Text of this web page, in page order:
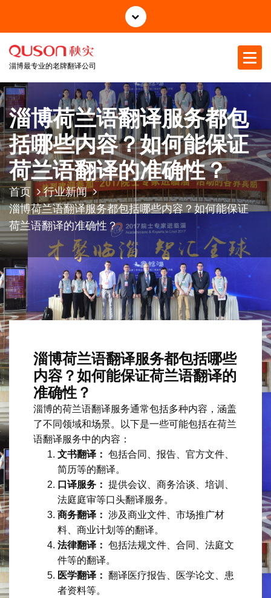
正
淄博最专业的老牌翻译公司
淄博荷兰语翻译服务都包
括哪些内容？如何能保证
荷兰语翻译的准确性？
首页
行业新闻
淄博荷兰语翻译服务都包括哪些内容？如何能保证
荷兰语翻译的准确性？
淄博荷兰语翻译服务都包括哪些
内容？如何能保证荷兰语翻译的
准确性？
淄博的荷兰语翻译服务通常包括多种内容，涵盖
了不同领域和场景。以下是一些可能包括在荷兰
语翻译服务中的内容：
文书翻译： 包括合同、报告、官方文件、
简历等的翻译。
口译服务： 提供会议、商务洽谈、培训、
法庭庭审等口头翻译服务。
商务翻译： 涉及商业文件、市场推广材
料、商业计划等的翻译。
法律翻译： 包括法规文件、合同、法庭文
件等的翻译。
医学翻译： 翻译医疗报告、医学论文、患
者资料等。